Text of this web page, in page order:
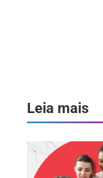
Leia mais